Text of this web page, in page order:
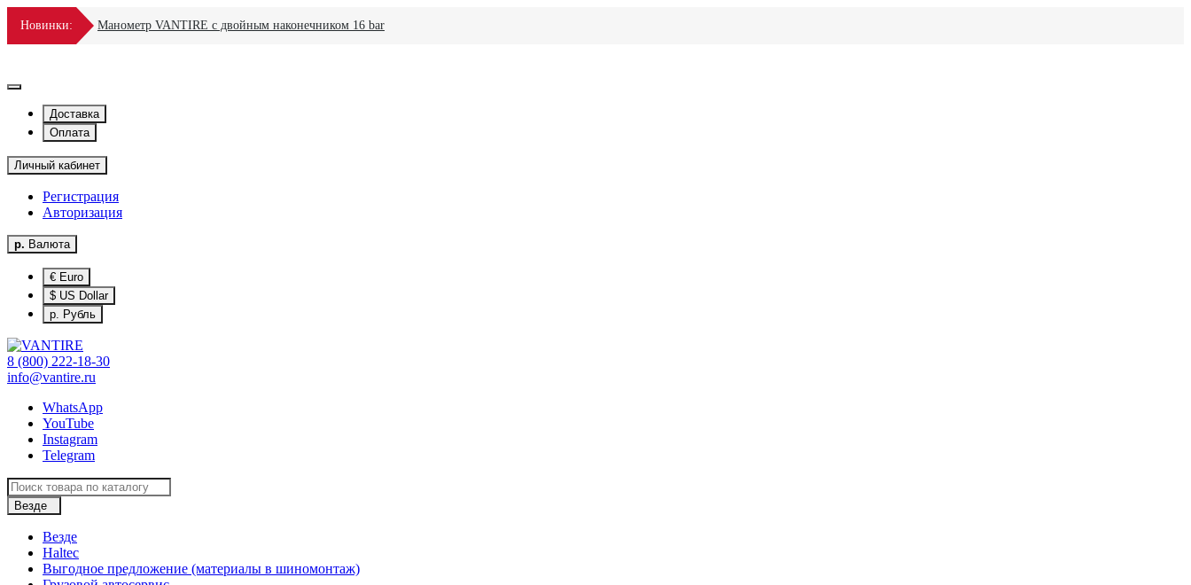
Новинки: Манометр VANTIRE для спецтехники 16 Bar
Доставка
Оплата
Личный кабинет
Регистрация
Авторизация
р. Валюта
€ Euro
$ US Dollar
р. Рубль
8 (800) 222-18-30
info@vantire.ru
WhatsApp
YouTube
Instagram
Telegram
Везде
Везде
Haltec
Выгодное предложение (материалы в шиномонтаж)